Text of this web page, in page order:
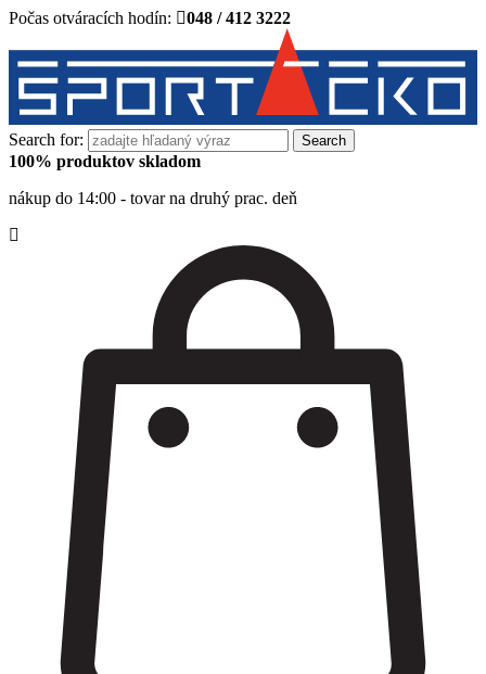
Počas otváracích hodín: 048 / 412 3222
Search for:
100% produktov skladom
nákup do 14:00 - tovar na druhý prac. deň